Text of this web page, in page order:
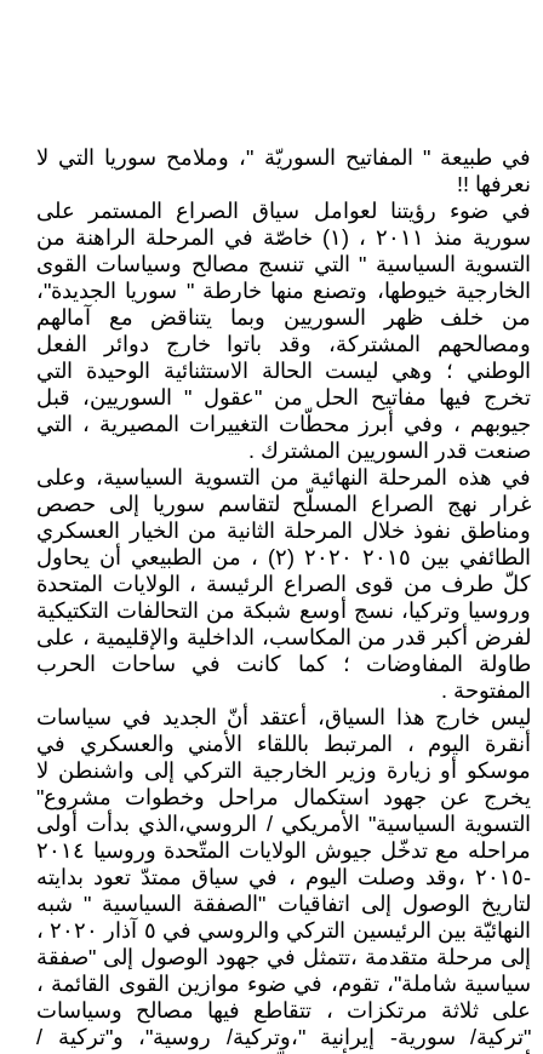
في طبيعة " المفاتيح السوريّة "، وملامح سوريا التي لا
نعرفها !!
في ضوء رؤيتنا لعوامل سياق الصراع المستمر على
سورية منذ ٢٠١١ ، (١) خاصّة في المرحلة الراهنة من
التسوية السياسية " التي تنسج مصالح وسياسات القوى
الخارجية خيوطها، وتصنع منها خارطة " سوريا الجديدة"،
من خلف ظهر السوريين وبما يتناقض مع آمالهم
ومصالحهم المشتركة، وقد باتوا خارج دوائر الفعل
الوطني ؛ وهي ليست الحالة الاستثنائية الوحيدة التي
تخرج فيها مفاتيح الحل من "عقول " السوريين، قبل
جيوبهم ، وفي أبرز محطّات التغييرات المصيرية ، التي
صنعت قدر السوريين المشترك .
في هذه المرحلة النهائية من التسوية السياسية، وعلى
غرار نهج الصراع المسلّح لتقاسم سوريا إلى حصص
ومناطق نفوذ خلال المرحلة الثانية من الخيار العسكري
الطائفي بين ٢٠١٥ ٢٠٢٠ (٢) ، من الطبيعي أن يحاول
كلّ طرف من قوى الصراع الرئيسة ، الولايات المتحدة
وروسيا وتركيا، نسج أوسع شبكة من التحالفات التكتيكية
لفرض أكبر قدر من المكاسب، الداخلية والإقليمية ، على
طاولة المفاوضات ؛ كما كانت في ساحات الحرب
المفتوحة .
ليس خارج هذا السياق، أعتقد أنّ الجديد في سياسات
أنقرة اليوم ، المرتبط باللقاء الأمني والعسكري في
موسكو أو زيارة وزير الخارجية التركي إلى واشنطن لا
يخرج عن جهود استكمال مراحل وخطوات مشروع"
التسوية السياسية" الأمريكي / الروسي،الذي بدأت أولى
مراحله مع تدخّل جيوش الولايات المتّحدة وروسيا ٢٠١٤
-٢٠١٥ ،وقد وصلت اليوم ، في سياق ممتدّ تعود بدايته
لتاريخ الوصول إلى اتفاقيات "الصفقة السياسية " شبه
النهائيّة بين الرئيسين التركي والروسي في ٥ آذار ٢٠٢٠ ،
إلى مرحلة متقدمة ،تتمثل في جهود الوصول إلى "صفقة
سياسية شاملة"، تقوم، في ضوء موازين القوى القائمة ،
على ثلاثة مرتكزات ، تتقاطع فيها مصالح وسياسات
"تركية/ سورية- إيرانية "،وتركية/ روسية"، و"تركية /